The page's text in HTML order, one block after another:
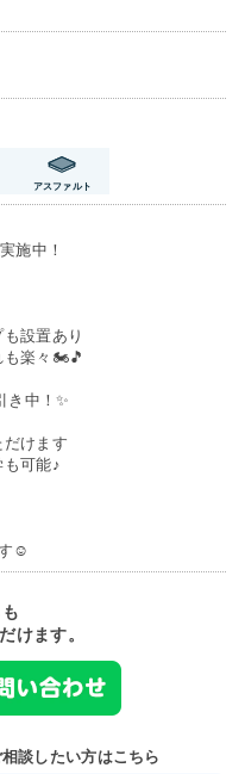
アスファルト
施中！
設置あり
も楽々🏍🎵
中！✨
だけます
も可能♪
☺
けます。
談したい方はこちら